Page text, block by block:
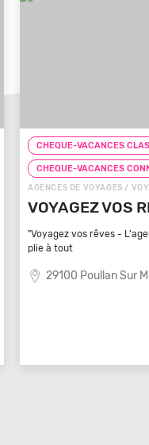
CHEQUE-VACANCES
CHEQUE-VACANCES
AGENCES DE VOYAGES /
VOYAGEZ VOS
"Voyagez vos rêves -
plie à tout
29100 Poullan Sur